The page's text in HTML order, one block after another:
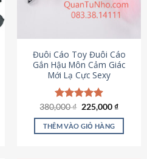
chọn
chọn
trên
trang
sản
phẩm
Đuôi Cáo Toy Đuôi Cáo
Gắn Hậu Môn Cảm Giác
Mới Lạ Cực Sexy
Được xếp
hạng4.88
5 sao
380,000₫ Giá
là:
380,000 ₫.
225,000₫Giá
tại
THÊM VÀO GIỎ HÀNG